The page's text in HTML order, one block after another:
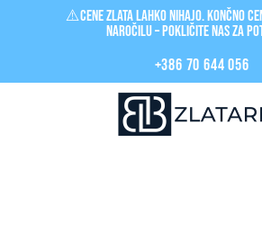
⚠️Cene zlata LAHKO nihajo. Končno
naročilu – pokličite nas za
+386 70 644 056